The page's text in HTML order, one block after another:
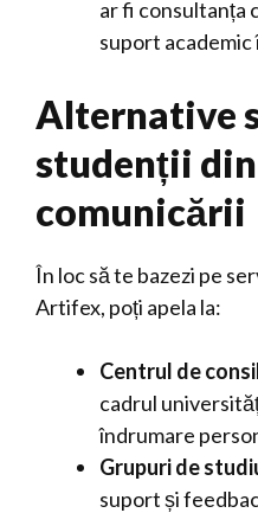
ar fi consultanța
suport academic
Alternative
studenții
comunicării
În loc să te bazezi pe
Artifex, poți apela la:
Centrul de
cadrul
îndrumare
Grupuri de
suport și